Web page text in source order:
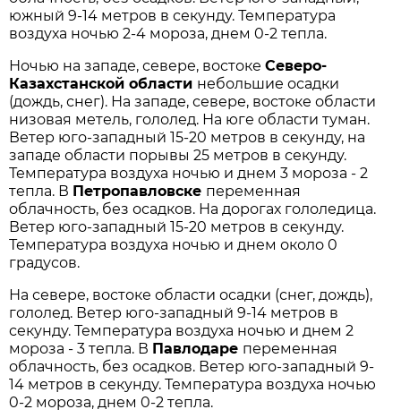
южный 9-14 метров в секунду. Температура
воздуха ночью 2-4 мороза, днем 0-2 тепла.
Ночью на западе, севере, востокеСеверо-
Казахстанской области небольшие осадки
(дождь, снег). На западе, севере, востоке области
низовая метель, гололед. На юге области туман.
Ветер юго-западный 15-20 метров в секунду, на
западе области порывы 25 метров в секунду.
Температура воздуха ночью и днем 3 мороза - 2
тепла. В Петропавловске переменная
облачность, без осадков. На дорогах гололедица.
Ветер юго-западный 15-20 метров в секунду.
Температура воздуха ночью и днем около 0
градусов.
На севере, востоке области осадки (снег, дождь),
гололед. Ветер юго-западный 9-14 метров в
секунду. Температура воздуха ночью и днем 2
мороза - 3 тепла. В Павлодаре переменная
облачность, без осадков. Ветер юго-западный 9-
14 метров в секунду. Температура воздуха ночью
0-2 мороза, днем 0-2 тепла.